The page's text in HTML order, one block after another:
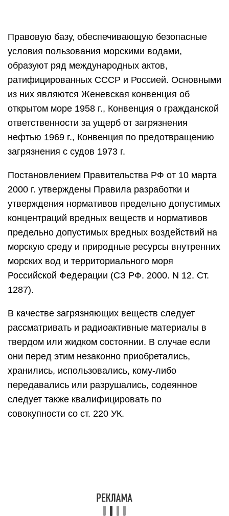
Правовую базу, обеспечивающую безопасные
условия пользования морскими водами,
образуют ряд международных актов,
ратифицированных СССР и Россией. Основными
из них являются Женевская конвенция об
открытом море 1958 г., Конвенция о гражданской
ответственности за ущерб от загрязнения
нефтью 1969 г., Конвенция по предотвращению
загрязнения с судов 1973 г.
Постановлением Правительства РФ от 10 марта
2000 г. утверждены Правила разработки и
утверждения нормативов предельно допустимых
концентраций вредных веществ и нормативов
предельно допустимых вредных воздействий на
морскую среду и природные ресурсы внутренних
морских вод и территориального моря
Российской Федерации (СЗ РФ. 2000. N 12. Ст.
1287).
В качестве загрязняющих веществ следует
рассматривать и радиоактивные материалы в
твердом или жидком состоянии. В случае если
они перед этим незаконно приобретались,
хранились, использовались, кому-либо
передавались или разрушались, содеянное
следует также квалифицировать по
совокупности со ст. 220 УК.